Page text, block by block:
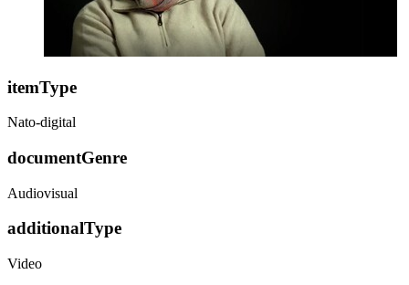
itemType
Nato-digital
documentGenre
Audiovisual
additionalType
Video